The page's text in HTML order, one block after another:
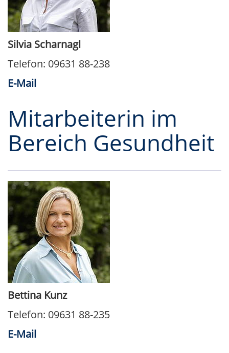
Silvia Scharnagl
Telefon: 09631 88-238
E-Mail
Mitarbeiterin im
Bereich Gesundheit
Bettina Kunz
Telefon: 09631 88-235
E-Mail